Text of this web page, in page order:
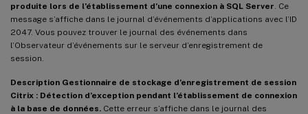
produite lors de l’établissement d’une connexion à SQL Server . Ce
message s’affiche dans le journal d’événements d’applications avec l’ID
2047. Vous pouvez trouver le journal des événements dans
l’Observateur d’événements sur le serveur d’enregistrement de
session.
Description Gestionnaire de stockage d’enregistrement de session
Citrix : Détection d’exception pendant l’établissement de connexion
à la base de données. Cette erreur s’affiche dans le journal des